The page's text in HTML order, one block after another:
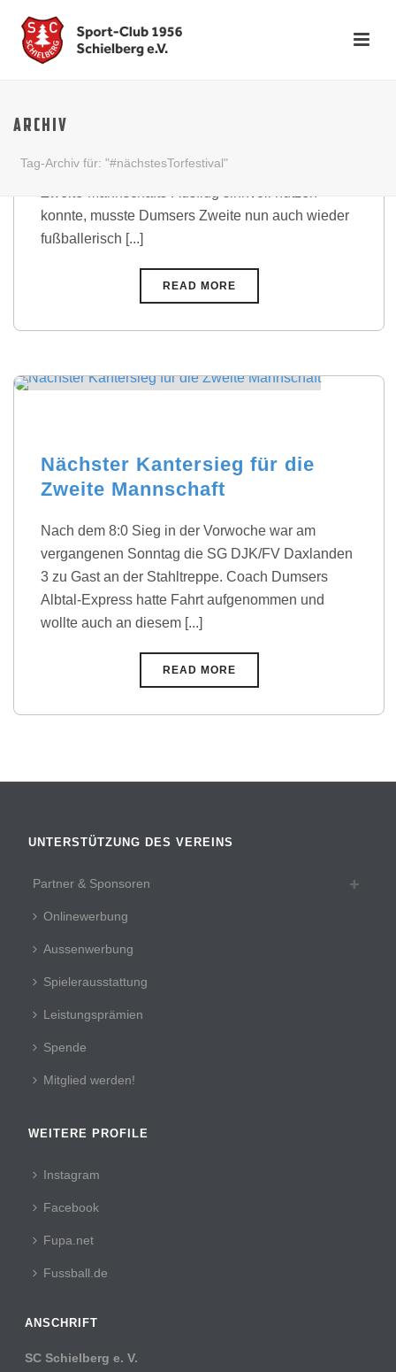
ARCHIV
Tag-Archiv für: "#nächstesTorfestival"
und man das freie Wochenende für einen kleinen
konnte, musste Dumsers Zweite nun auch wieder
fußballerisch [...]
READ MORE
Nächster Kantersieg für die
Zweite Mannschaft
Nach dem 8:0 Sieg in der Vorwoche war am
vergangenen Sonntag die SG DJK/FV Daxlanden
3 zu Gast an der Stahltreppe. Coach Dumsers
Albtal-Express hatte Fahrt aufgenommen und
wollte auch an diesem [...]
READ MORE
UNTERSTÜTZUNG DES VEREINS
Partner & Sponsoren
Onlinewerbung
Aussenwerbung
Spielerausstattung
Leistungsprämien
Spende
Mitglied werden!
WEITERE PROFILE
Instagram
Facebook
Fupa.net
Fussball.de
ANSCHRIFT
SC Schielberg e. V.